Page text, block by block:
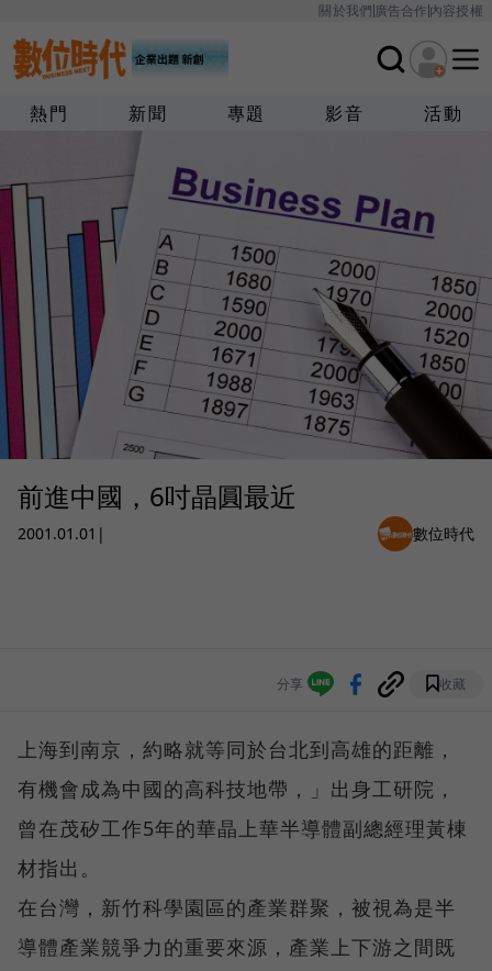
關於我們廣告合作內容授權
熱門 新聞 專題 影音 活動
前進中國，6吋晶圓最近
2001.01.01 | 數位時代
分享 收藏
上海到南京，約略就等同於台北到高雄的距離，
有機會成為中國的高科技地帶，」出身工研院，
曾在茂矽工作5年的華晶上華半導體副總經理黃棟
材指出。
在台灣，新竹科學園區的產業群聚，被視為是半
導體產業競爭力的重要來源，產業上下游之間既